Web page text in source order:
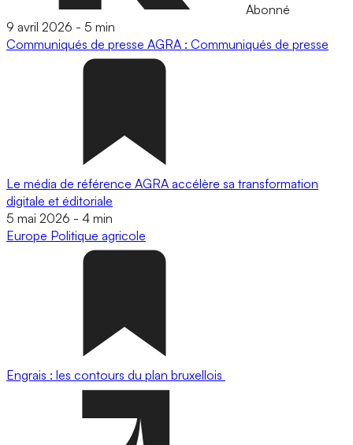
Abonné
9 avril 2026 - 5 min
Communiqués de presse AGRA : Communiqués de presse
Le média de référence AGRA accélère sa transformation
digitale et éditoriale
5 mai 2026 - 4 min
Europe Politique agricole
Engrais : les contours du plan bruxellois